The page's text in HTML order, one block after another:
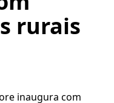
rurais
inaugura com